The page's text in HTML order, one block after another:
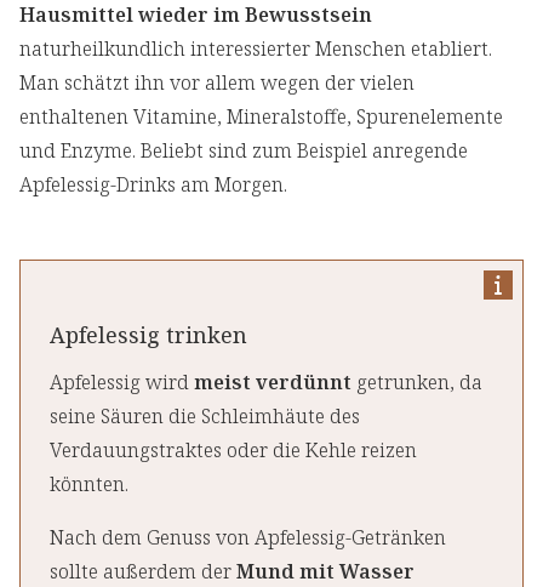
Hausmittel wieder im Bewusstsein
naturheilkundlich interessierter Menschen etabliert.
Man schätzt ihn vor allem wegen der vielen
enthaltenen Vitamine, Mineralstoffe, Spurenelemente
und Enzyme. Beliebt sind zum Beispiel anregende
Apfelessig-Drinks am Morgen.
Apfelessig trinken
Apfelessig wirdmeist verdünnt getrunken, da
seine Säuren die Schleimhäute des
Verdauungstraktes oder die Kehle reizen
könnten.
Nach dem Genuss von Apfelessig-Getränken
sollte außerdem derMund mit Wasser